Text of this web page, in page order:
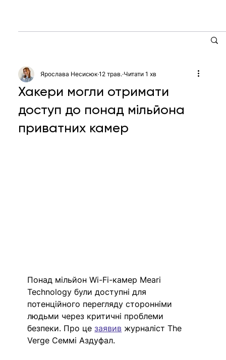
Хакери могли отримати
доступ до понад мільйона
приватних камер
Ярослава Несисюк 12 трав. Читати 1 хв
Понад мільйон Wi-Fi-камер Meari
Technology були доступні для
потенційного перегляду сторонніми
людьми через критичні проблеми
безпеки. Про це заявив журналіст The
Verge Семмі Аздуфал.